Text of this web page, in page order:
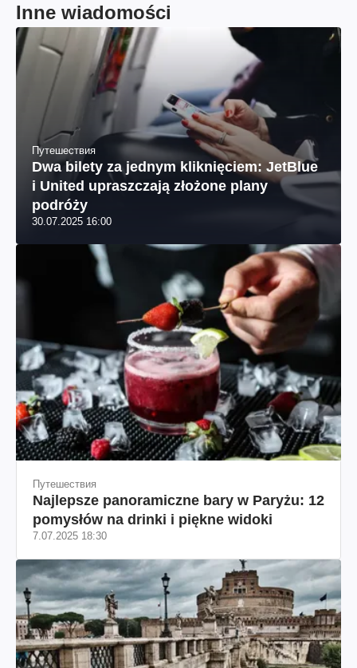
Inne wiadomości
Путешествия
Dwa bilety za jednym kliknięciem: JetBlue
i United upraszczają złożone plany
podróży
30.07.2025 16:00
Путешествия
Najlepsze panoramiczne bary w Paryżu: 12
pomysłów na drinki i piękne widoki
7.07.2025 18:30